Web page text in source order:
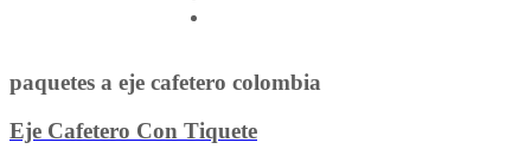
paquetes a eje cafetero colombia
Eje Cafetero Con Tiquete